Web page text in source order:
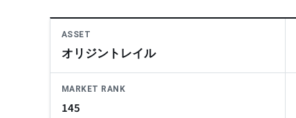
ASSET
オリジントレイル
MARKET RANK
145